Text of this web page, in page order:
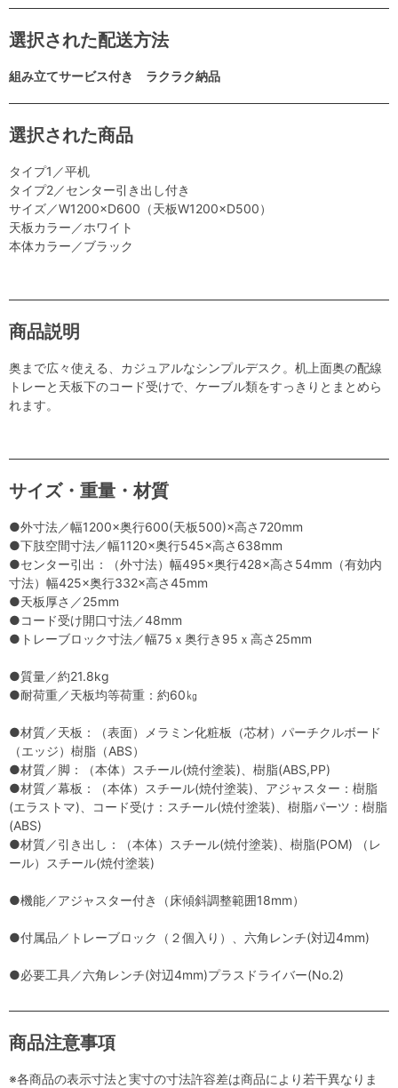
選択された配送方法
組み立てサービス付き ラクラク納品
選択された商品
タイプ1／平机
タイプ2／センター引き出し付き
サイズ／W1200×D600（天板W1200×D500）
天板カラー／ホワイト
本体カラー／ブラック
商品説明
奥まで広々使える、カジュアルなシンプルデスク。机上面奥の配線
トレーと天板下のコード受けで、ケーブル類をすっきりとまとめら
れます。
サイズ・重量・材質
●外寸法／幅1200×奥行600(天板500)×高さ720mm
●下肢空間寸法／幅1120×奥行545×高さ638mm
●センター引出：（外寸法）幅495×奥行428×高さ54mm（有効内
寸法）幅425×奥行332×高さ45mm
●天板厚さ／25mm
●コード受け開口寸法／48mm
●トレーブロック寸法／幅75ｘ奥行き95ｘ高さ25mm
●質量／約21.8kg
●耐荷重／天板均等荷重：約60㎏
●材質／天板：（表面）メラミン化粧板（芯材）パーチクルボード
（エッジ）樹脂（ABS）
●材質／脚：（本体）スチール(焼付塗装)、樹脂(ABS,PP)
●材質／幕板：（本体）スチール(焼付塗装)、アジャスター：樹脂
(エラストマ)、コード受け：スチール(焼付塗装)、樹脂パーツ：樹脂
(ABS)
●材質／引き出し：（本体）スチール(焼付塗装)、樹脂(POM) （レ
ール）スチール(焼付塗装)
●機能／アジャスター付き（床傾斜調整範囲18mm）
●付属品／トレーブロック（２個入り）、六角レンチ(対辺4mm)
●必要工具／六角レンチ(対辺4mm)プラスドライバー(No.2)
商品注意事項
※各商品の表示寸法と実寸の寸法許容差は商品により若干異なりま